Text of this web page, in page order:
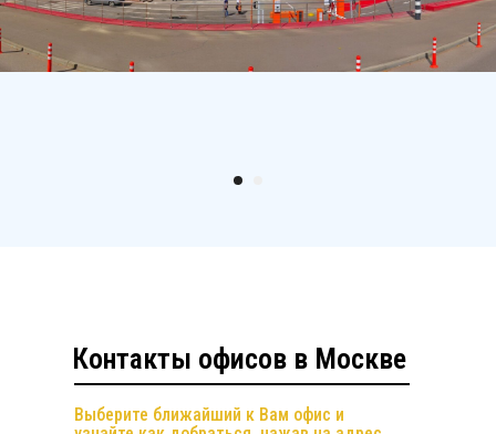
Контакты офисов в Москве
Выберите ближайший к Вам офис и